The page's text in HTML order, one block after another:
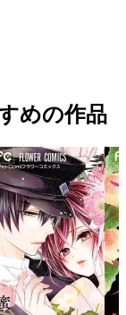
めの作品